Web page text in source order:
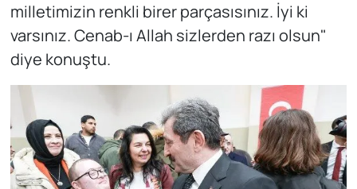
milletimizin renkli birer parçasısınız. İyi ki
varsınız. Cenab-ı Allah sizlerden razı olsun"
diye konuştu.